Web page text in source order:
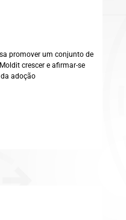
promover um conjunto de
crescer e afirmar-se
adoção